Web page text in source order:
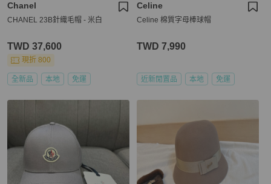
Chanel
CHANEL 23B針織毛帽 - 米白
TWD 37,600
現折 800
全新品 本地 免運
Celine
Celine 棉質字母棒球帽
TWD 7,990
近新閒置品 本地 免運